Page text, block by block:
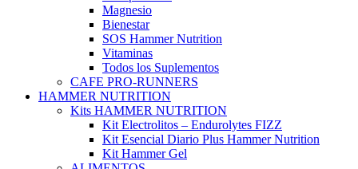
Magnesio
Bienestar
SOS Hammer Nutrition
Vitaminas
Todos los Suplementos
CAFE PRO-RUNNERS
HAMMER NUTRITION
Kits HAMMER NUTRITION
Kit Electrolitos – Endurolytes FIZZ
Kit Esencial Diario Plus Hammer Nutrition
Kit Hammer Gel